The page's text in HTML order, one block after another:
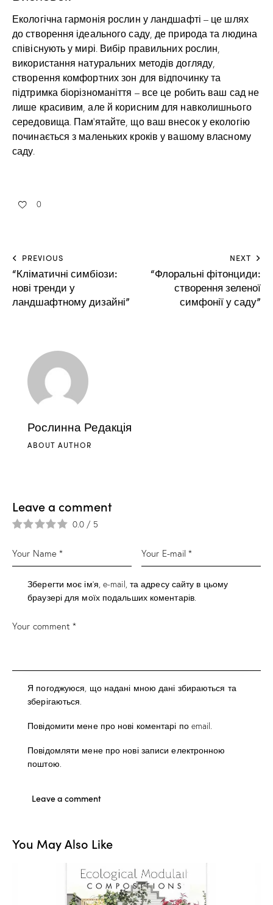
Екологічна гармонія рослин у ландшафті – це шлях
до створення ідеального саду, де природа та людина
співіснують у мирі. Вибір правильних рослин,
використання натуральних методів догляду,
створення комфортних зон для відпочинку та
підтримка біорізноманіття – все це робить ваш сад не
лише красивим, але й корисним для навколишнього
середовища. Пам’ятайте, що ваш внесок у екологію
починається з маленьких кроків у вашому власному
саду.
0
PREVIOUS
“Кліматичні симбіози:
нові тренди у
ландшафтному дизайні”
NEXT
“Флоральні фітонциди:
створення зеленої
симфонії у саду”
Рослинна Редакція
ABOUT AUTHOR
Leave a comment
0.0 / 5
Зберегти моє ім'я, e-mail, та адресу сайту в цьому
браузері для моїх подальших коментарів.
Я погоджуюся, що надані мною дані збираються та
зберігаються.
Повідомити мене про нові коментарі по email.
Повідомляти мене про нові записи електронною
поштою.
You May Also Like